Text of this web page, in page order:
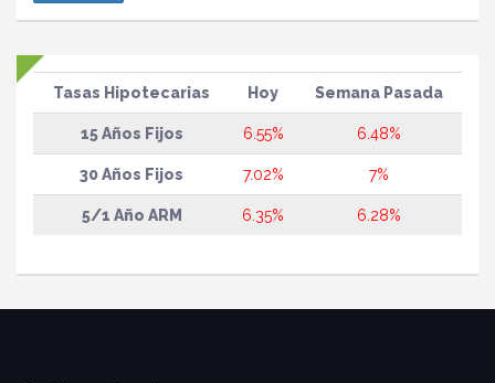
Tasas Hipotecarias Hoy Semana Pasada
15 Años Fijos 6.55% 6.48%
30 Años Fijos 7.02% 7%
5/1 Año ARM 6.35% 6.28%